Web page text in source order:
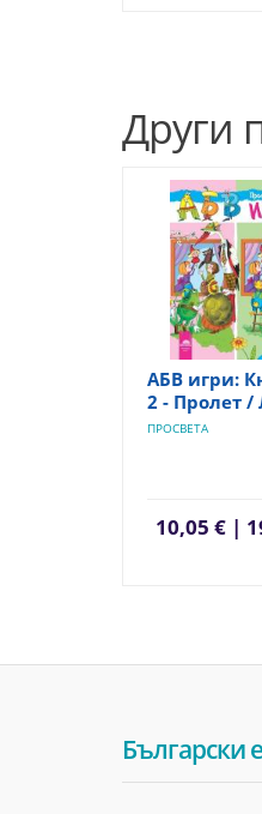
Други
АБВ игри:
2 - Пролет /
ПРОСВЕТА
10,05 € |
Български